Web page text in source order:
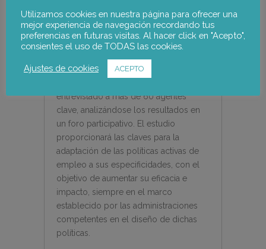
participativo, impulsado por los
agentes del territorio y atendiendo a las
potencialidades y recursos endógenos
analizado más de 300 indicadores
entrevistado a más de 60 agentes
clave, analizándose los resultados en
un foro participativo. El estudio
proporcionará las claves para la
adaptación de las políticas activas de
empleo a sus especificidades, con el
objetivo de aumentar su eficacia e
impacto, siempre en el marco
establecido por las administraciones
competentes en el diseño de dichas
políticas.
Utilizamos cookies en nuestra página para ofrecer una
mejor experiencia de navegación recordando tus
preferencias en futuras visitas. Al hacer click en "Acepto",
consientes el uso de TODAS las cookies.
Ajustes de cookies ACEPTO